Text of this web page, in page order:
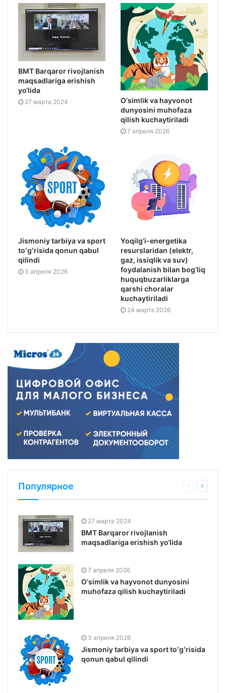
BMT Barqaror rivojlanish
maqsadlariga erishish
yo‘lida
27 марта 2024
O‘simlik va hayvonot
dunyosini muhofaza
qilish kuchaytiriladi
7 апреля 2026
Jismoniy tarbiya va sport
toʻgʻrisida qonun qabul
qilindi
3 апреля 2026
Yoqilg‘i-energetika
resurslaridan (elektr,
gaz, issiqlik va suv)
foydalanish bilan bog‘liq
huquqbuzarliklarga
qarshi choralar
kuchaytiriladi
24 марта 2026
Популярное
27 марта 2024
BMT Barqaror rivojlanish
maqsadlariga erishish yo‘lida
7 апреля 2026
O‘simlik va hayvonot dunyosini
muhofaza qilish kuchaytiriladi
3 апреля 2026
Jismoniy tarbiya va sport toʻgʻrisida
qonun qabul qilindi